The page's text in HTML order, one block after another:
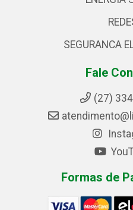
SEGURANCA
Fale
(27)
Formas de